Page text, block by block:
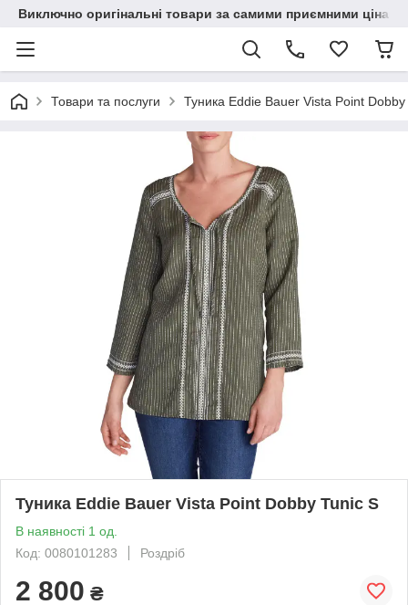
Виключно оригінальні товари за самими приємними
Товари та послуги Туника Eddie Bauer Vista Point
Туника Eddie Bauer Vista Point Dobby Tunic S
В наявності 1 од.
Код: 0080101283
Роздріб
2 800 ₴